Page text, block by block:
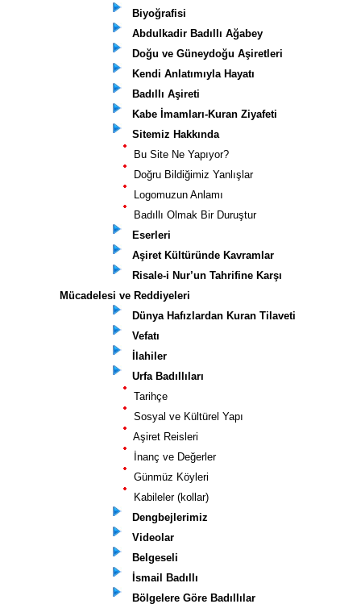
Biyoğrafisi
Abdulkadir Badıllı Ağabey
Doğu ve Güneydoğu Aşiretleri
Kendi Anlatımıyla Hayatı
Badıllı Aşireti
Kabe İmamları-Kuran Ziyafeti
Sitemiz Hakkında
Bu Site Ne Yapıyor?
Doğru Bildiğimiz Yanlışlar
Logomuzun Anlamı
Badıllı Olmak Bir Duruştur
Eserleri
Aşiret Kültüründe Kavramlar
Risale-i Nur’un Tahrifine Karşı
Mücadelesi ve Reddiyeleri
Dünya Hafızlardan Kuran Tilaveti
Vefatı
İlahiler
Urfa Badıllıları
Tarihçe
Sosyal ve Kültürel Yapı
Aşiret Reisleri
İnanç ve Değerler
Günmüz Köyleri
Kabileler (kollar)
Dengbejlerimiz
Videolar
Belgeseli
İsmail Badıllı
Bölgelere Göre Badıllılar